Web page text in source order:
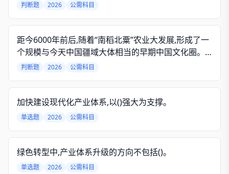
判断题 2026 公需科目
距今6000年前后,随着“南稻北粟”农业大发展,形成了一
个规模与今天中国疆域大体相当的早期中国文化圈。
这个庞大的文化共同体为夏商周乃至秦汉以后的中国
期中国”开始形成,也意味着中华民族的起源。
判断题 2026 公需科目
加快建设现代化产业体系,以()强大为支撑。
单选题 2026 公需科目
绿色转型中,产业体系升级的方向不包括()。
单选题 2026 公需科目